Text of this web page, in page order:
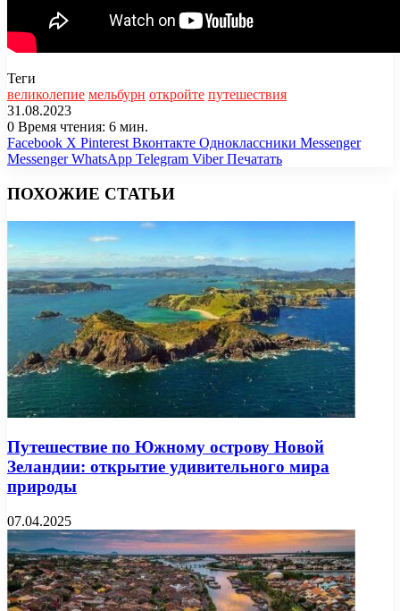
Теги
великолепие мельбурн откройте путешествия
31.08.2023
0 Время чтения: 6 мин.
Facebook X Pinterest Вконтакте Одноклассники Messenger
Messenger WhatsApp Telegram Viber Печатать
ПОХОЖИЕ СТАТЬИ
Путешествие по Южному острову Новой
Зеландии: открытие удивительного мира
природы
07.04.2025